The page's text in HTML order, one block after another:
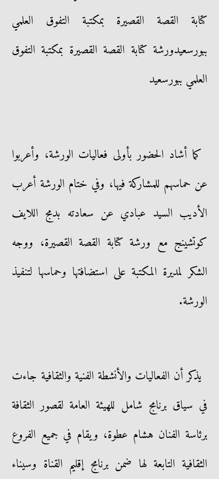
كتابة القصة القصيرة بمكتبة التفوق العلمي
ببورسعيدورشة كتابة القصة القصيرة بمكتبة التفوق
العلمي ببورسعيد
كما أشاد الحضور بأولى فعاليات الورشة، وأعربوا
عن حماسهم للمشاركة فيها، وفي ختام الورشة أعرب
الأديب السيد عبادي عن سعادته بدمج اللايف
كوتشينج مع ورشة كتابة القصة القصيرة، ووجه
الشكر لمديرة المكتبة على استضافتها وحماسها لتنفيذ
الورشة.
يذكر أن الفعاليات والأنشطة الفنية والثقافية جاءت
في سياق برنامج شامل للهيئة العامة لقصور الثقافة
برئاسة الفنان هشام عطوة، ويقام في جميع الفروع
الثقافية التابعة لها ضمن برنامج إقليم القناة وسيناء